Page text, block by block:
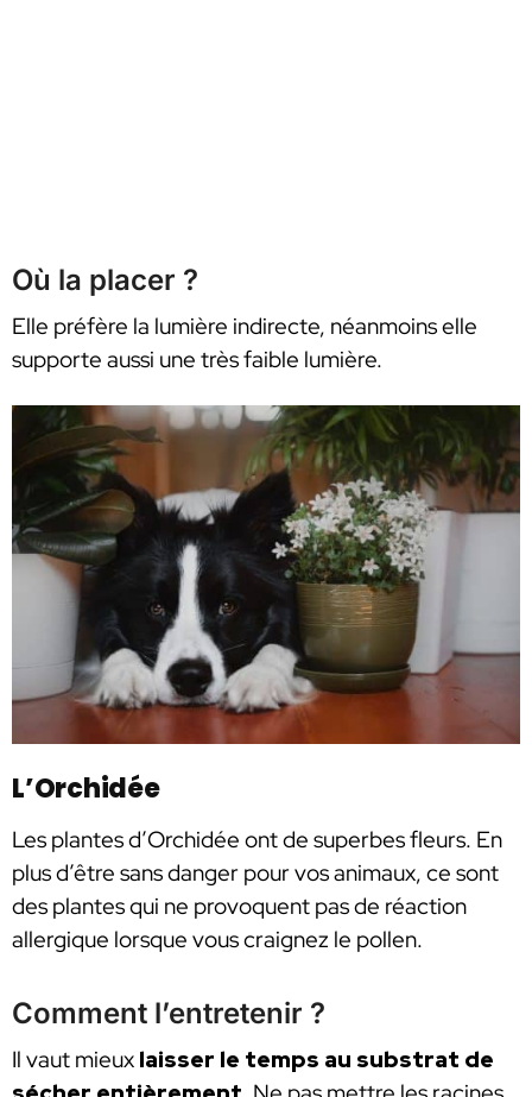
Où la placer ?
Elle préfère la lumière indirecte, néanmoins elle
supporte aussi une très faible lumière.
L’Orchidée
Les plantes d’Orchidée ont de superbes fleurs. En
plus d’être sans danger pour vos animaux, ce sont
des plantes qui ne provoquent pas de réaction
allergique lorsque vous craignez le pollen.
Comment l’entretenir ?
Il vaut mieux laisser le temps au substrat de